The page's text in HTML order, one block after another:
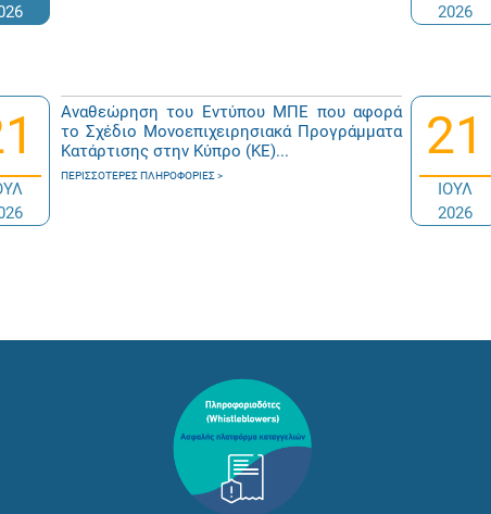
2026
Αναθεώρηση του Εντύπου ΜΠΕ που αφορά
το Σχέδιο Μονοεπιχειρησιακά Προγράμματα
Κατάρτισης στην Κύπρο (ΚΕ)...
ΠΕΡΙΣΣΌΤΕΡΕΣ ΠΛΗΡΟΦΟΡΊΕΣ
21
ΙΟΥΛ
2026